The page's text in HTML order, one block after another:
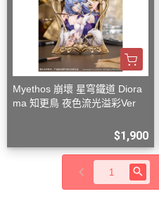
Myethos 崩壞 星穹鐵道 Diora
ma 知更鳥 夜色流光溢彩Ver
$1,900